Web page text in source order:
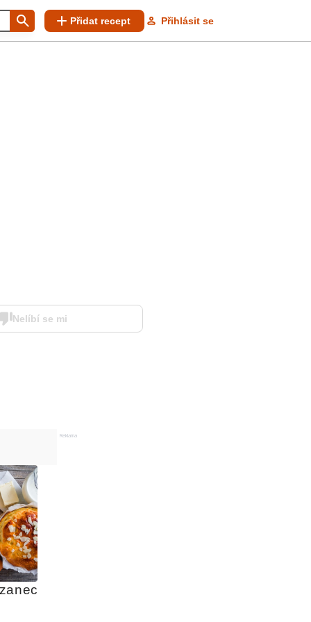
Přidat recept Přihlásit se
Nelíbí se mi
Reklama